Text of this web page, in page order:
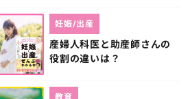
産婦人科医と助産師さんの
役割の違いは？
妊娠/出産
教育